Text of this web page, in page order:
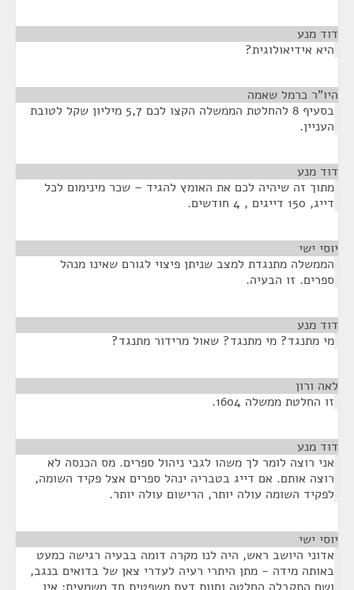
דוד מנע
היא אידיאולוגית?
היו"ר כרמל שאמה
בסעיף 8 להחלטת הממשלה הקצו לכם 5,7 מיליון שקל לטובת
העניין.
דוד מנע
מתוך זה שיהיה לכם את האומץ להגיד – שכר מינימום לכל
דייג, 150 דייגים , 4 חודשים.
יוסי ישי
הממשלה מתנגדת למצב שניתן פיצוי לגורם שאינו מנהל
ספרים. זו הבעיה.
דוד מנע
מי מתנגד? מי מתנגד? שאול מרידור מתנגד?
לאה ורון
זו החלטת ממשלה 1604.
דוד מנע
אני רוצה לומר לך משהו לגבי ניהול ספרים. מס הכנסה לא
רוצה אותם. אם דייג בטבריה ינהל ספרים אצל פקיד השומה,
לפקיד השומה עולה יותר, הרישום עולה יותר.
יוסי ישי
אדוני היושב ראש, היה לנו מקרה דומה בבעיה רגישה כמעט
באותה מידה - מתן היתרי רעיה לעדרי צאן של בדואים בנגב,